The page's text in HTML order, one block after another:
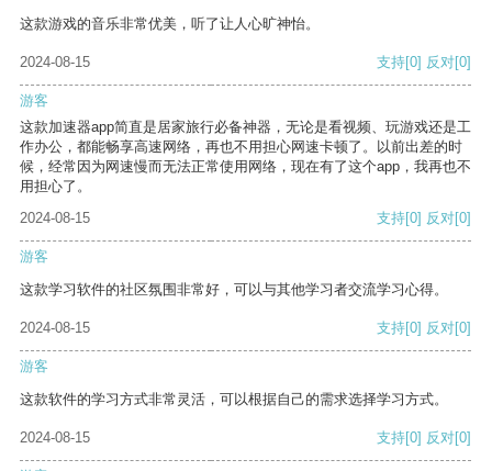
这款游戏的音乐非常优美，听了让人心旷神怡。
2024-08-15 支持[0] 反对[0]
游客
这款加速器app简直是居家旅行必备神器，无论是看视频、玩游戏还是工
作办公，都能畅享高速网络，再也不用担心网速卡顿了。以前出差的时
候，经常因为网速慢而无法正常使用网络，现在有了这个app，我再也不
用担心了。
2024-08-15
支持[0] 反对[0]
游客
这款学习软件的社区氛围非常好，可以与其他学习者交流学习心得。
2024-08-15 支持[0] 反对[0]
游客
这款软件的学习方式非常灵活，可以根据自己的需求选择学习方式。
2024-08-15 支持[0] 反对[0]